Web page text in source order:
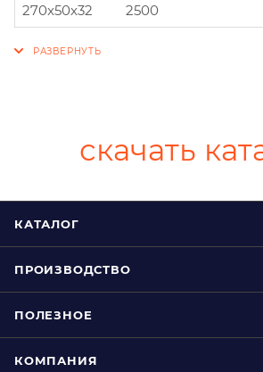
270x50x32
2500
скачать
КАТАЛОГ
ПРОИЗВОДСТВО
ПОЛЕЗНОЕ
КОМПАНИЯ